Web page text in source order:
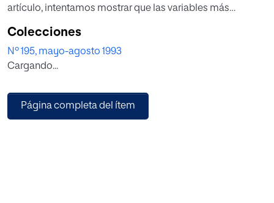
artículo, intentamos mostrar que las variables más
constituyen el yo. Nuestra hipótesis establece que el
esfuerzo es la principal variable independiente, a través del
cual el logro y la capacidad (particularmente la intelectual)
La muestra está compuesta por 83 alumnos de primer y
Colecciones
Nº 195, mayo-agosto 1993
Cargando...
Página completa del ítem